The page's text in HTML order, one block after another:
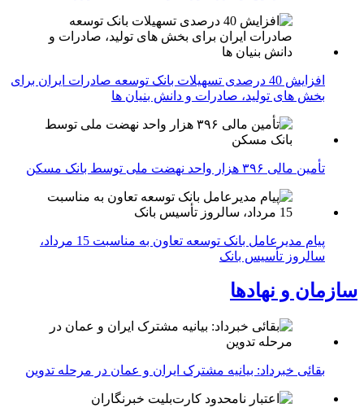
افزایش 40 درصدی تسهیلات بانک توسعه صادرات ایران برای
بخش های تولید، صادرات و دانش بنیان ها
تأمین مالی ۳۹۶ هزار واحد نهضت ملی توسط بانک مسکن
پیام مدیرعامل بانک توسعه تعاون به مناسبت 15 مرداد،
سالروز تأسیس بانک
سازمان و نهادها
بقائی خبرداد: بیانیه مشترک ایران و عمان در مرحله تدوین